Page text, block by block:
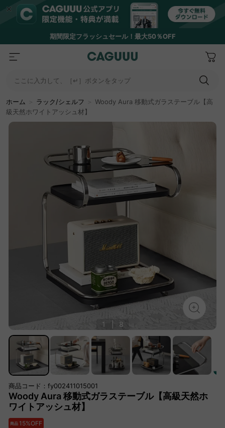
期間限定フラッシュセール！最大50％OFF
ここに入力して、［↵］ボタンをタップ
ホーム ラック/シェルフ
Woody Aura 移動式ガラステーブル【高
級天然ホワイトアッシュ材】
1 8
商品コード：fy002411015001
Woody Aura 移動式ガラステーブル【高級天然ホ
ワイトアッシュ材】
商品 15%OFF